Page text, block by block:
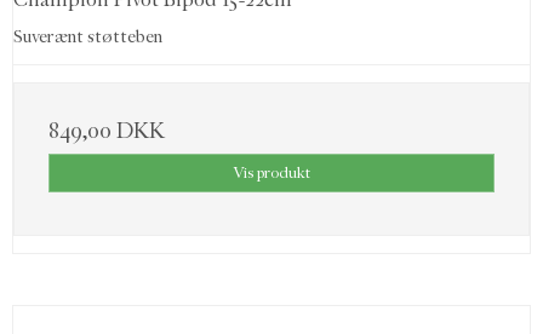
Suverænt støtteben
849,00 DKK
Vis produkt